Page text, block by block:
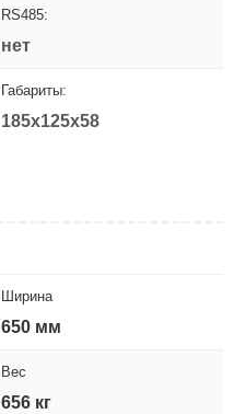
RS485:
нет
Габариты:
185x125x58
Ширина
650 мм
Вес
656 кг